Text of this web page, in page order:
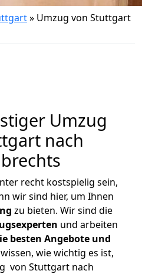
» Umzug von Stuttgart
Umzug
nach
recht kostspielig sein,
wir sind hier, um Ihnen
zu bieten. Wir sind die
und arbeiten
besten Angebote und
wie wichtig es ist,
von Stuttgart nach